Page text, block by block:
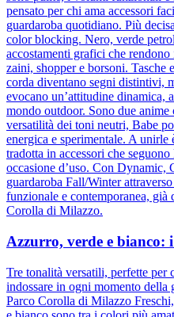
pensato per chi ama accessori
guardaroba quotidiano. Più
color blocking. Nero, verde
accostamenti grafici che
zaini, shopper e borsoni. Tasche
corda diventano segni distintivi,
evocano un’attitudine dinamica,
mondo outdoor. Sono due
versatilità dei toni neutri, Babe
energica e sperimentale. A unirle
tradotta in accessori che
occasione d’uso. Con Dynamic,
guardaroba Fall/Winter
funzionale e contemporanea,
Corolla di Milazzo.
Azzurro, verde e bianco:
Tre tonalità versatili, perfette per
indossare in ogni momento
Parco Corolla di Milazzo